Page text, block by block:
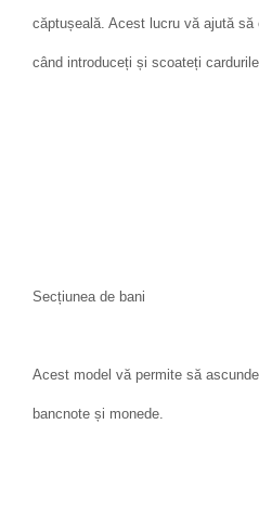
căptușeală. Acest lucru vă ajută
când introduceți și scoateți cardurile.
Secțiunea de bani
Acest model vă permite să
bancnote și monede.